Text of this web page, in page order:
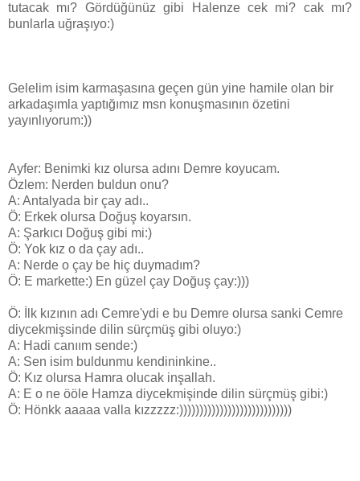
tutacak mı? Gördüğünüz gibi Halenze cek mi? cak mı?
bunlarla uğraşıyo:)
Gelelim isim karmaşasına geçen gün yine hamile olan bir
arkadaşımla yaptığımız msn konuşmasının özetini
yayınlıyorum:))
Ayfer: Benimki kız olursa adını Demre koyucam.
Özlem: Nerden buldun onu?
A: Antalyada bir çay adı..
Ö: Erkek olursa Doğuş koyarsın.
A: Şarkıcı Doğuş gibi mi:)
Ö: Yok kız o da çay adı..
A: Nerde o çay be hiç duymadım?
Ö: E markette:) En güzel çay Doğuş çay:)))
Ö: İlk kızının adı Cemre'ydi e bu Demre olursa sanki Cemre
diycekmişsinde dilin sürçmüş gibi oluyo:)
A: Hadi canıım sende:)
A: Sen isim buldunmu kendininkine..
Ö: Kız olursa Hamra olucak inşallah.
A: E o ne ööle Hamza diycekmişinde dilin sürçmüş gibi:)
Ö: Hönkk aaaaa valla kızzzzz:))))))))))))))))))))))))))))